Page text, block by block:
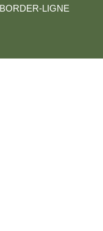
BORDER-LIGNE